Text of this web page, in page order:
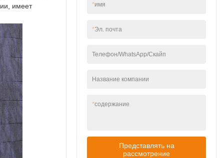
имеет
*имя
*Эл. почта
Телефон/WhatsApp/Скайп
Название компании
*содержание
Представлять на
рассмотрение